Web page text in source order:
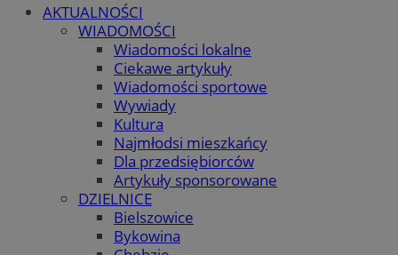
AKTUALNOŚCI
WIADOMOŚCI
Wiadomości lokalne
Ciekawe artykuły
Wiadomości sportowe
Wywiady
Kultura
Najmłodsi mieszkańcy
Dla przedsiębiorców
Artykuły sponsorowane
DZIELNICE
Bielszowice
Bykowina